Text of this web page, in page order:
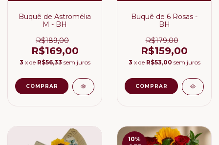
Buquê de Astromélia
M - BH
R$189,00
R$169,00
3 x de R$56,33 sem juros
Buquê de 6 Rosas -
BH
R$179,00
R$159,00
3 x de R$53,00 sem juros
10%